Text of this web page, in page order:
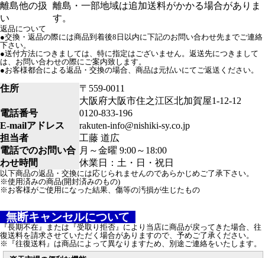
離島他の扱
い
離島・一部地域は追加送料がかかる場合がありま
す。
返品について
●交換・返品の際には商品到着後8日以内に下記のお問い合わせ先までご連絡
下さい。
●送付方法につきましては、特に指定はございません。返送先につきまして
は、お問い合わせの際にご案内致します。
●お客様都合による返品・交換の場合、商品は元払いにてご返送ください。
住所
〒559-0011
大阪府大阪市住之江区北加賀屋1-12-12
電話番号
0120-833-196
E-mailアドレス
rakuten-info@nishiki-sy.co.jp
担当者
工藤 道広
電話でのお問い合
わせ時間
月～金曜 9:00～18:00
休業日：土・日・祝日
以下商品の返品・交換には応じられませんのであらかじめご了承下さい。
※使用済みの商品(開封済みのもの)
※お客様がご使用になった結果、傷等の汚損が生じたもの
無断キャンセルについて
『長期不在』または『受取り拒否』により当店に商品が戻ってきた場合、往
復送料を請求させていただく場合がありますので、予めご了承ください。
※『往復送料』は商品によって異なりますため、別途ご連絡をいたします。